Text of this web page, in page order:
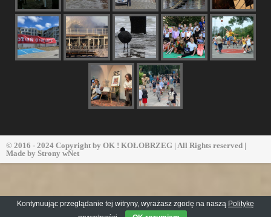
© 2016 - 2024 Copyright by OK ! KOŁOBRZEG | All Rights reserved |
Made by Strony wNet
Kontynuując przeglądanie tej witryny, wyrażasz zgodę na naszą Politykę